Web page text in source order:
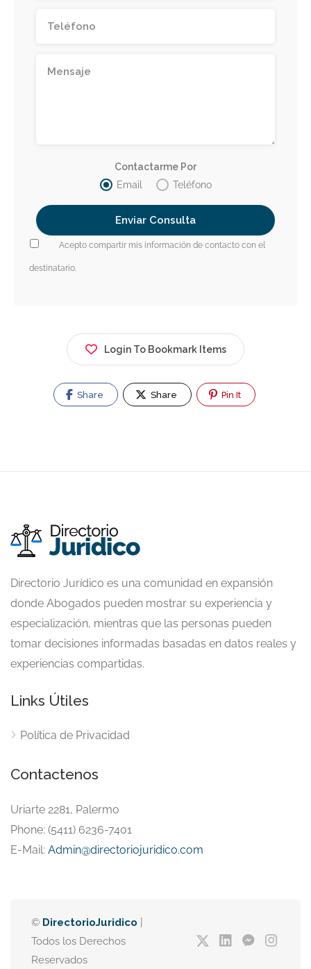
Contactarme Por
Email
Teléfono
Acepto compartir mis información de contacto con el
destinatario.
Login To Bookmark Items
Share Share Pin It
Directorio Jurídico es una comunidad en expansión
donde Abogados pueden mostrar su experiencia y
especialización, mientras que las personas pueden
tomar decisiones informadas basadas en datos reales y
experiencias compartidas.
Links Útiles
Política de Privacidad
Contactenos
Uriarte 2281, Palermo
Phone: (5411) 6236-7401
E-Mail: Admin@directoriojuridico.com
© DirectorioJuridico
Todos los Derechos
Reservados